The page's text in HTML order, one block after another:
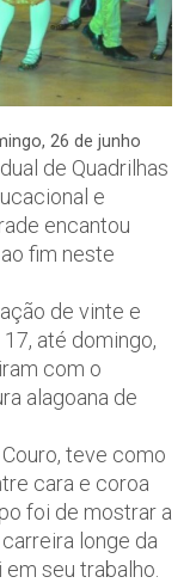
26 de junho
de Quadrilhas
e
encantou
fim neste
de vinte e
até domingo,
com o
alagoana de
teve como
cara e coroa
foi de mostrar a
longe da
seu trabalho.